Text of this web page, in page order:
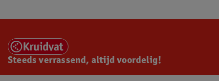
Steeds verrassend, altijd voordelig!